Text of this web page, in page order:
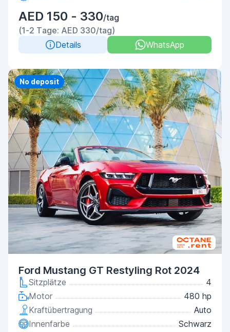
AED 150 - 330/tag
(1-2 Tage: AED 330/tag)
Details
WhatsApp
Priority
No deposit
Ford Mustang GT Restyling Rot 2024
Sitzplätze
4
Motor
480 hp
Kraftübertragung
Auto
Innenfarbe
Schwarz